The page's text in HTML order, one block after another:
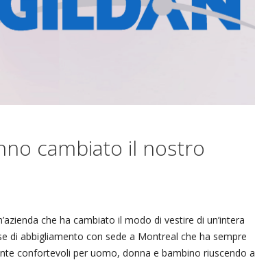
cambiato il nostro
che ha cambiato il modo di vestire di un’intera
di abbigliamento con sede a Montreal che ha sempre
confortevoli per uomo, donna e bambino riuscendo a